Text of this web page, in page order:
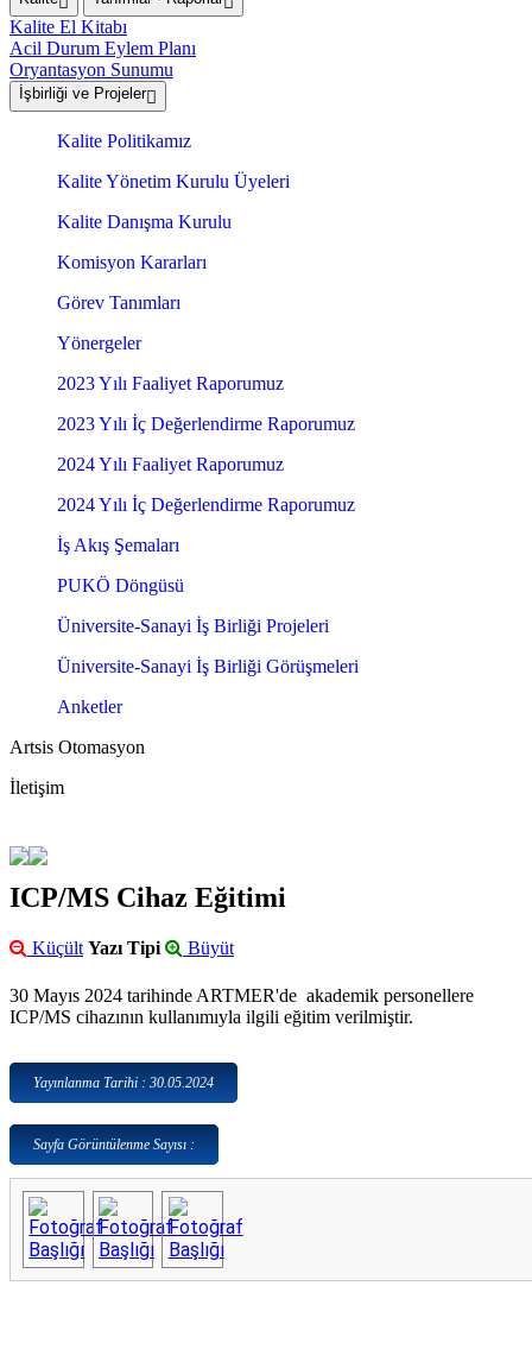
Kalite El Kitabı
Acil Durum Eylem Planı
Oryantasyon Sunumu
İşbirliği ve Projeler
Kalite Politikamız
Kalite Yönetim Kurulu Üyeleri
Kalite Danışma Kurulu
Komisyon Kararları
Görev Tanımları
Yönergeler
2023 Yılı Faaliyet Raporumuz
2023 Yılı İç Değerlendirme Raporumuz
2024 Yılı Faaliyet Raporumuz
2024 Yılı İç Değerlendirme Raporumuz
İş Akış Şemaları
PUKÖ Döngüsü
Üniversite-Sanayi İş Birliği Projeleri
Üniversite-Sanayi İş Birliği Görüşmeleri
Anketler
Artsis Otomasyon
İletişim
ICP/MS Cihaz Eğitimi
Küçült Yazı Tipi Büyüt
30 Mayıs 2024 tarihinde ARTMER'de akademik personellere
ICP/MS cihazının kullanımıyla ilgili eğitim verilmiştir.
Yayınlanma Tarihi : 30.05.2024
Sayfa Görüntülenme Sayısı :